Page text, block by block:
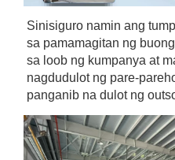
Sinisiguro namin ang
sa pamamagitan ng
sa loob ng kumpanya at
nagdudulot ng pare-
panganib na dulot ng